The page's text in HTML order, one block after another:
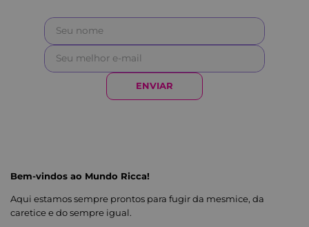
ENVIAR
Bem-vindos ao Mundo Ricca!
Aqui estamos sempre prontos para fugir da mesmice, da
caretice e do sempre igual.